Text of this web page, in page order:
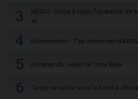
3
MERCI - Grâce à vous, l'opération de
🙏
4 Micro-trottoir - T'as donné ton
5 Horaires du Jeûne de Ticha Béav
6 Ce qui se cache sous le Kotel à